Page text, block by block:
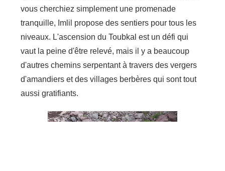
vous cherchiez simplement une promenade
tranquille, Imlil propose des sentiers pour tous les
niveaux. L'ascension du Toubkal est un défi qui
vaut la peine d'être relevé, mais il y a beaucoup
d'autres chemins serpentant à travers des vergers
d'amandiers et des villages berbères qui sont tout
aussi gratifiants.